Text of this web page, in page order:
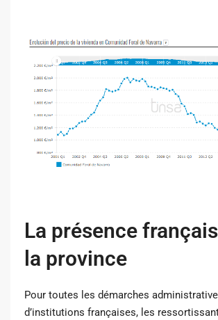
La présence
la province
Pour toutes les démarches
d’institutions françaises, les